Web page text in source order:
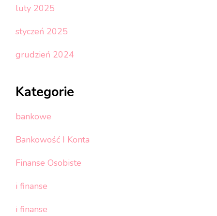
luty 2025
styczeń 2025
grudzień 2024
Kategorie
bankowe
Bankowość I Konta
Finanse Osobiste
i finanse
i finanse